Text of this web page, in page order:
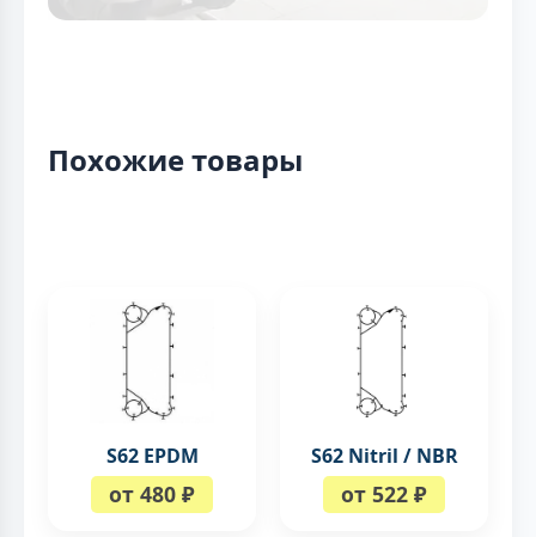
Похожие товары
S62 EPDM
от 480 ₽
S62 Nitril / NBR
от 522 ₽